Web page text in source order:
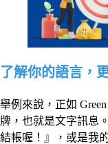
了解你的語言，
舉例來說，正如
牌，也就是文字訊息
結帳喔！』，或是我